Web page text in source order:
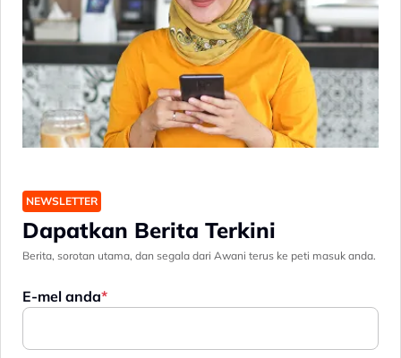
NEWSLETTER
Dapatkan Berita Terkini
Berita, sorotan utama, dan segala dari Awani terus ke peti masuk anda.
E-mel anda